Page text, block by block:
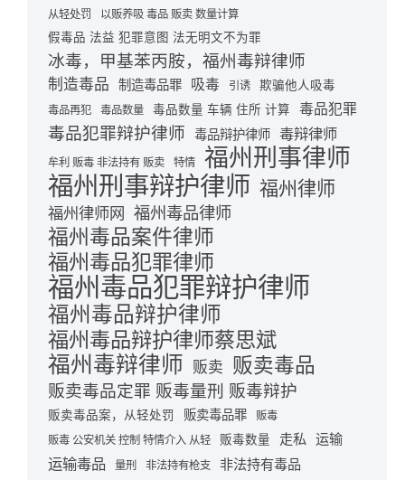
从轻处罚 以贩养吸 毒品 贩卖 数量计算
假毒品 法益 犯罪意图 法无明文不为罪
冰毒，甲基苯丙胺，福州毒辩律师
制造毒品 制造毒品罪 吸毒 引诱 欺骗他人吸毒
毒品再犯 毒品数量 毒品数量 车辆 住所 计算 毒品犯罪
毒品犯罪辩护律师 毒品辩护律师 毒辩律师
牟利 贩毒 非法持有 贩卖 特情 福州刑事律师
福州刑事辩护律师 福州律师
福州律师网 福州毒品律师
福州毒品案件律师
福州毒品犯罪律师
福州毒品犯罪辩护律师
福州毒品辩护律师
福州毒品辩护律师蔡思斌
福州毒辩律师 贩卖 贩卖毒品
贩卖毒品定罪 贩毒量刑 贩毒辩护
贩卖毒品案，从轻处罚 贩卖毒品罪
贩毒
贩毒 公安机关 控制 特情介入 从轻
贩毒数量 走私 运输
运输毒品 量刑 非法持有枪支 非法持有毒品